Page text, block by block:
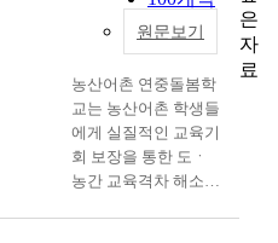
출력
원문보기
농산어촌 연중돌봄학
교는 농산어촌 학생들
에게 실질적인 교육기
회 보장을 통한 도ㆍ
농간 교육격차 해소에
은
자
료